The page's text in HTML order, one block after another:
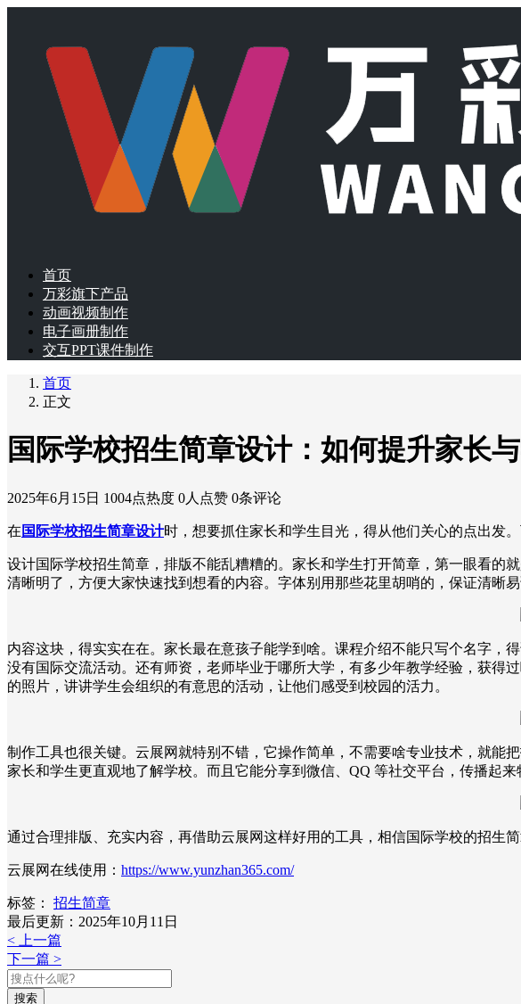
首页
万彩旗下产品
动画视频制作
电子画册制作
交互PPT课件制作
首页
正文
国际学校招生简章设计：如何提升家长
2025年6月15日 1004点热度 0人点赞 0条评论
在 国际学校招生简章设计时，想要抓住家长和学生目光，得从他们关心的点出发
设计国际学校招生简章，排版不能乱糟糟的。家长和学生打开简章，第一眼看的
清晰明了，方便大家快速找到想看的内容。字体别用那些花里胡哨的，保证清晰
内容这块，得实实在在。家长最在意孩子能学到啥。课程介绍不能只写个名字，
没有国际交流活动。还有师资，老师毕业于哪所大学，有多少年教学经验，获得
的照片，讲讲学生会组织的有意思的活动，让他们感受到校园的活力。
制作工具也很关键。云展网就特别不错，它操作简单，不需要啥专业技术，就能
家长和学生更直观地了解学校。而且它能分享到微信、QQ 等社交平台，传播起
通过合理排版、充实内容，再借助云展网这样好用的工具，相信国际学校的招生
云展网在线使用： https://www.yunzhan365.com/
标签：
招生简章
最后更新：2025年10月11日
< 上一篇
下一篇 >
搜索